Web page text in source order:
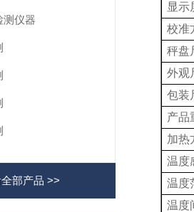
测仪器
部产品 >>
显示
校准
秤盘
外观
包装
产品
加热
温度
温度
温度